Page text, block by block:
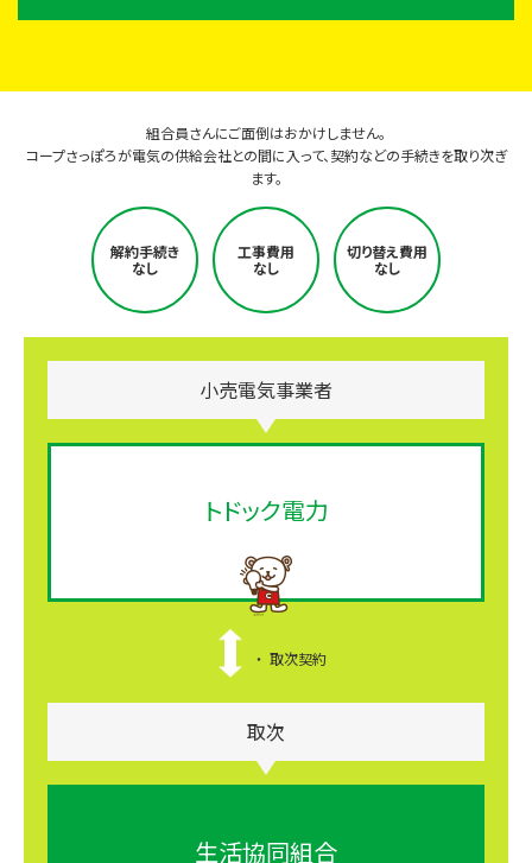
組合員さんにご面倒はおかけしません。
コープさっぽろが電気の供給会社との間に入って、契約などの手続きを取り次ぎ
ます。
解約手続き
なし
工事費用
なし
切り替え費用
なし
小売電気事業者
トドック電力
取次契約
取次
生活協同組合